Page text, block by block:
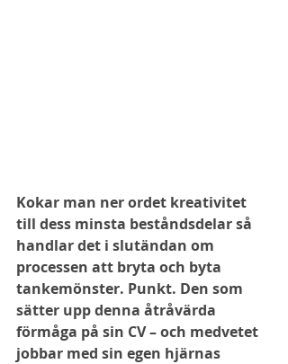
Kokar man ner ordet kreativitet
till dess minsta beståndsdelar så
handlar det i slutändan om
processen att bryta och byta
tankemönster. Punkt. Den som
sätter upp denna åtråvärda
förmåga på sin CV – och medvetet
jobbar med sin egen hjärnas